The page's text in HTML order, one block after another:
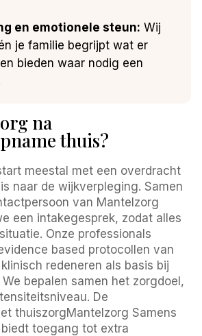
en emotionele steun: Wij
je familie begrijpt wat er
bieden waar nodig een
na
thuis?
meestal met een overdracht
naar de wijkverpleging. Samen
van Mantelzorg
een intakegesprek, zodat alles
Onze professionals
based protocollen van
redeneren als basis bij
bepalen samen het zorgdoel,
De
thuiszorgMantelzorg Samens
toegang tot extra